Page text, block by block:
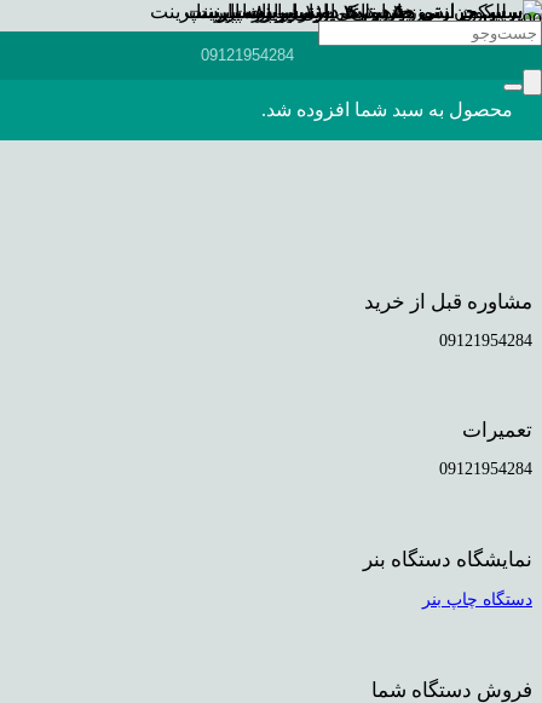
09121954284
محصول به سبد شما افزوده شد.
مشاوره قبل از خرید
09121954284
تعمیرات
09121954284
نمایشگاه دستگاه بنر
دستگاه چاپ بنر
فروش دستگاه شما